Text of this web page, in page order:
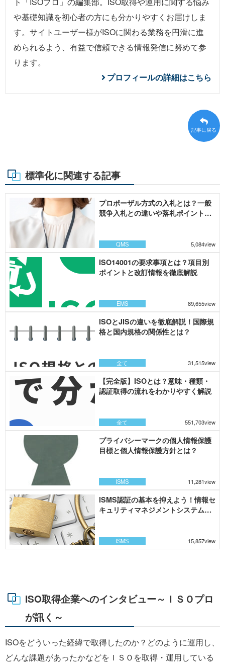
や基礎知識を初心者の方にも分かりやすくお届けしま
す。サイトユーザー様がISOに関わる業務を円滑に進
められるよう、有益で信頼できる情報発信に努めて参
ります。
プロフィールの詳細はこちら
記事に戻る
標準化に関連する記事
QMS 5,084view
プロポーザル方式の入札とは？一般
競争入札との違いや落札ポイントを
EMS 89,655view
ISO14001の要求事項とは？項目別
ポイントと改訂情報を徹底解説
全て 31,515view
ISOとJISの違いを徹底解説！国際規
格と国内規格の関係性とは？
全て 551,703view
【完全版】ISOとは？意味・種類・
認証取得の流れをわかりやすく解説
ISMS 11,281view
プライバシーマークの個人情報保護
目標と個人情報保護方針とは？
ISMS 15,857view
ISMS認証の基本を抑えよう！情報セ
キュリティマネジメントシステムと
ISO取得企業へのインタビュー～ＩＳＯプロ
が訊く～
ISOをどういった経緯で取得したのか？どのように運用し、
どんな課題があったかなどをＩＳＯを取得・運用している